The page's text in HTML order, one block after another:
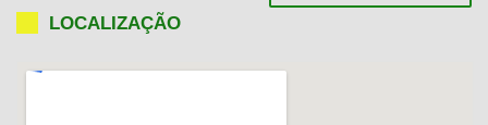
LOCALIZAÇÃO